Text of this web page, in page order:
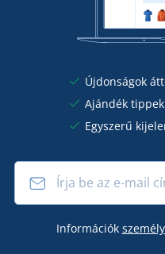
Újdonságok
Ajándék
Egyszerű
Információk